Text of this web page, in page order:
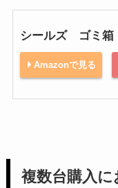
シールズ ゴミ箱
Amazonで見る
複数台購入